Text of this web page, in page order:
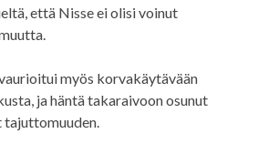
että Nisse ei olisi voinut
myös korvakäytävään
ja häntä takaraivoon osunut
tajuttomuuden.